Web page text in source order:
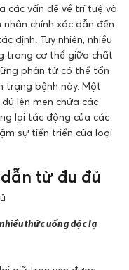
các vấn đề về trí tuệ và
chính xác dẫn đến
định. Tuy nhiên, nhiều
trong cơ thể giữa chất
phân tử có thể tổn
trạng bệnh này. Một
lên men chứa các
lại tác động của các
sự tiến triển của loại
từ đu đủ
thức uống độc lạ